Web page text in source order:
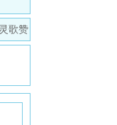
灵歌赞